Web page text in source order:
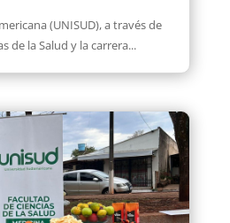
(UNISUD), a través de
de la Salud y la carrera...